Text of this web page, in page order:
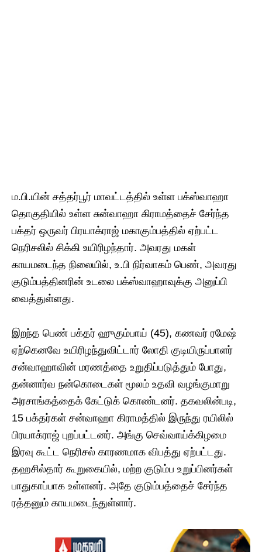
ம.பி.யின் சத்தர்பூர் மாவட்டத்தில் உள்ள பக்ஸ்வாஹா
தொகுதியில் உள்ள சுன்வாஹா கிராமத்தைச் சேர்ந்த
பக்தர் ஒருவர் பிரயாக்ராஜ் மகாகும்பத்தில் ஏற்பட்ட
நெரிசலில் சிக்கி உயிரிழந்தார். அவரது மகள்
காயமடைந்த நிலையில், உ.பி நிர்வாகம் பெண், அவரது
குடும்பத்தினரின் உடலை பக்ஸ்வாஹாவுக்கு அனுப்பி
வைத்துள்ளது.
இறந்த பெண் பக்தர் ஹுகும்பாய் (45), கணவர் ரமேஷ்
ஏற்கெனவே உயிரிழந்துவிட்டார் லோதி குடியிருப்பாளர்
சன்வாஹாவின் மரணத்தை உறுதிப்படுத்தும் போது, ​​
தன்னார்வ நன்கொடைகள் மூலம் உதவி வழங்குமாறு
அரசாங்கத்தைக் கேட்டுக் கொண்டனர். தகவலின்படி,
15 பக்தர்கள் சன்வாஹா கிராமத்தில் இருந்து ரயிலில்
பிரயாக்ராஜ் புறப்பட்டனர். அங்கு செவ்வாய்க்கிழமை
இரவு கூட்ட நெரிசல் காரணமாக விபத்து ஏற்பட்டது.
தஹசில்தார் கூறுகையில், மற்ற குடும்ப உறுப்பினர்கள்
பாதுகாப்பாக உள்ளனர். அதே குடும்பத்தைச் சேர்ந்த
ரத்தனும் காயமடைந்துள்ளார்.